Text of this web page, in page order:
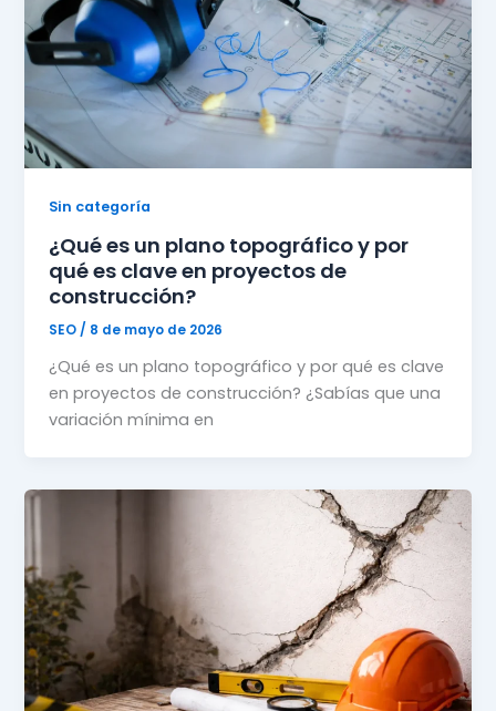
Sin categoría
¿Qué es un plano topográfico y por
qué es clave en proyectos de
construcción?
SEO / 8 de mayo de 2026
¿Qué es un plano topográfico y por qué es clave
en proyectos de construcción? ¿Sabías que una
variación mínima en